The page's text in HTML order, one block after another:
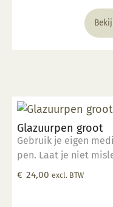
vormen van
steelreiniger om de
Met de Glazuurpen
Glazuurpen groot
Gebruik je eigen
pen. Laat je niet
ingenieurs van
€ 24,00 excl. BTW